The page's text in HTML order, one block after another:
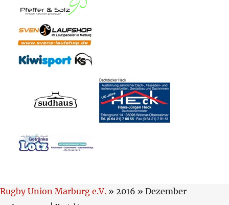
Rugby Union Marburg e.V. » 2016 » Dezember